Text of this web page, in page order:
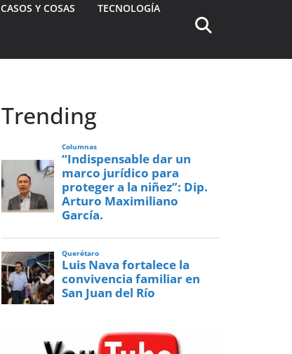
CASOS Y COSAS TECNOLOGÍA
Trending